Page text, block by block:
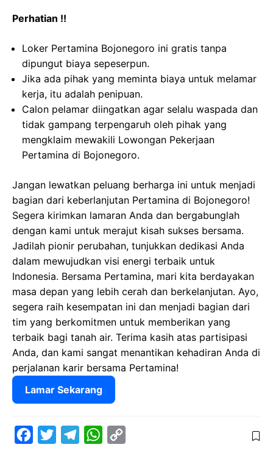
Perhatian !!
Loker Pertamina Bojonegoro ini gratis tanpa
dipungut biaya sepeserpun.
Jika ada pihak yang meminta biaya untuk melamar
kerja, itu adalah penipuan.
Calon pelamar diingatkan agar selalu waspada dan
tidak gampang terpengaruh oleh pihak yang
mengklaim mewakili Lowongan Pekerjaan
Pertamina di Bojonegoro.
Jangan lewatkan peluang berharga ini untuk menjadi
bagian dari keberlanjutan Pertamina di Bojonegoro!
Segera kirimkan lamaran Anda dan bergabunglah
dengan kami untuk merajut kisah sukses bersama.
Jadilah pionir perubahan, tunjukkan dedikasi Anda
dalam mewujudkan visi energi terbaik untuk
Indonesia. Bersama Pertamina, mari kita berdayakan
masa depan yang lebih cerah dan berkelanjutan. Ayo,
segera raih kesempatan ini dan menjadi bagian dari
tim yang berkomitmen untuk memberikan yang
terbaik bagi tanah air. Terima kasih atas partisipasi
Anda, dan kami sangat menantikan kehadiran Anda di
perjalanan karir bersama Pertamina!
Lamar Sekarang
W